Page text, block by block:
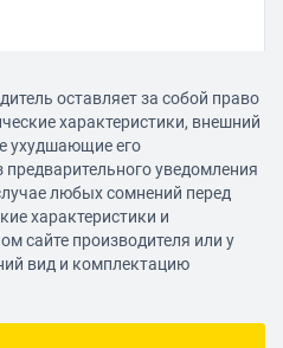
качество печати
оставляет за собой право
характеристики, внешний
ухудшающие его
предварительного уведомления
любых сомнений перед
характеристики и
сайте производителя или у
вид и комплектацию